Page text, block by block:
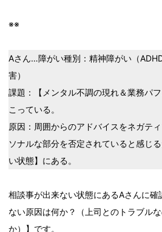
※※
Aさん…障がい種別：精神障がい（
害）
課題：【メンタル不調の現れ＆業務パ
こっている。
原因：周囲からのアドバイスをネガテ
ソナルな部分を否定されていると感じ
い状態】にある。
相談事が出来ない状態にあるAさんに
ない原因は何か？（上司とのトラブル
か）】です。